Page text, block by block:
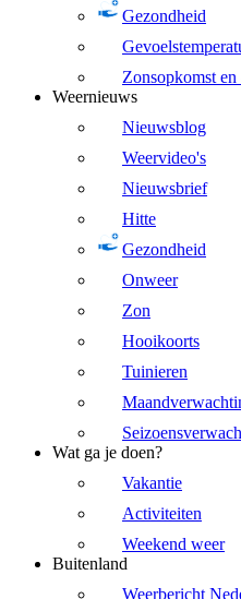
Gezondheid
Zonsopkomst
Weernieuws
Nieuwsblog
Weervideo's
Nieuwsbrief
Hitte
Gezondheid
Onweer
Zon
Hooikoorts
Tuinieren
Wat ga je doen?
Vakantie
Activiteiten
Weekend weer
Buitenland
Weerbericht